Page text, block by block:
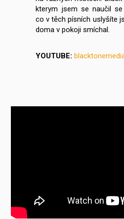
kterym jsem se naučil
co v těch písních uslyšíte
doma v pokoji smíchal.
YOUTUBE: